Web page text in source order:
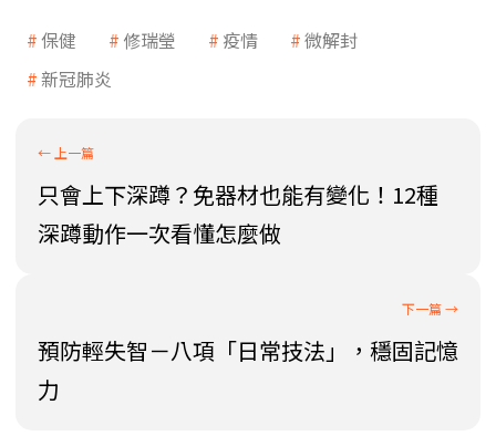
保健 修瑞瑩 疫情
微解封
新冠肺炎
只會上下深蹲？免器材也能有變化！12種
深蹲動作一次看懂怎麼做
預防輕失智－八項「日常技法」，穩固記憶
力